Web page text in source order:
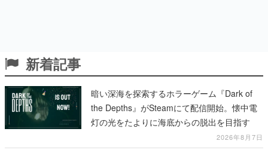
新着記事
暗い深海を探索するホラーゲーム『Dark of
the Depths』がSteamにて配信開始。懐中電
灯の光をたよりに海底からの脱出を目指す
2026年8月7日